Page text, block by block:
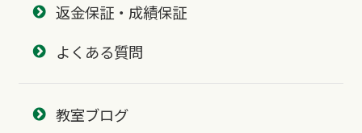
返金保証・成績保証
よくある質問
教室ブログ